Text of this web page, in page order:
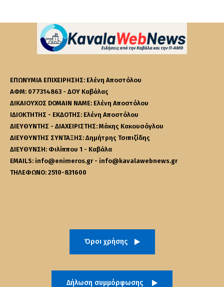
ΕΠΩΝΥΜΙΑ ΕΠΙΧΕΙΡΗΣΗΣ: Ελένη Αποστόλου
ΑΦΜ: 077314863 - ΔΟΥ Καβάλας
ΔΙΚΑΙΟΥΧΟΣ DOMAIN NAME: Ελένη Αποστόλου
ΙΔΙΟΚΤΗΤΗΣ - ΕΚΔΟΤΗΣ: Ελένη Αποστόλου
ΔΙΕΥΘΥΝΤΗΣ - ΔΙΑΧΕΙΡΙΣΤΗΣ: Μάκης Κακουσόγλου
ΔΙΕΥΘΥΝΤΗΣ ΣΥΝΤΑΞΗΣ: Δημήτρης Τσιπιζίδης
ΔΙΕΥΘΥΝΣΗ: Φιλίππου 1 - Καβάλα
EMAILS: info@enimeros.gr - info@kavalawebnews.gr
ΤΗΛΕΦΩΝΟ: 2510-831600
Όροι χρήσης
Δήλωση συμμόρφωσης